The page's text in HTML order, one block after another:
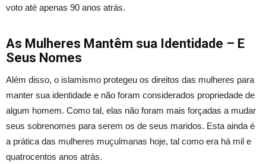
voto até apenas 90 anos atrás.
As Mulheres Mantêm sua Identidade – E
Seus Nomes
Além disso, o islamismo protegeu os direitos das mulheres para
manter sua identidade e não foram considerados propriedade de
algum homem. Como tal, elas não foram mais forçadas a mudar
seus sobrenomes para serem os de seus maridos. Esta ainda é
a prática das mulheres muçulmanas hoje, tal como era há mil e
quatrocentos anos atrás.